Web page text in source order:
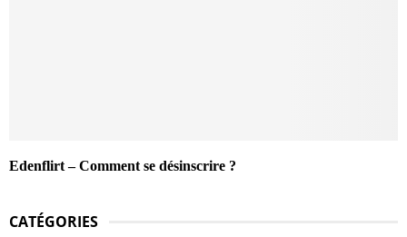
Edenflirt – Comment se désinscrire ?
CATÉGORIES